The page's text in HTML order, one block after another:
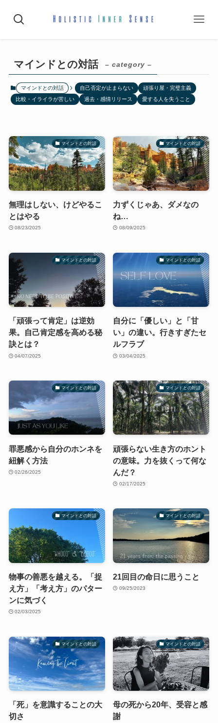
マインドとの対話 – category –
マインドとの対話 自己否定が止まらない
頑張り屋・完璧主義
比較・イライラが苦しい
過去・感情リリース 愛する人を失うこと
マインドとの対話
無理はしない、けどやるこ
とはやる
08/23/2025
マインドとの対話
力ずくじゃあ、ダメなの
ね…
08/09/2025
マインドとの対話
「頑張って肯定」は逆効
果。自己肯定感を高める秘
訣とは？
04/07/2025
マインドとの対話
自分に「優しい」と「甘
い」の違い。行きすぎたセ
ルフラブ
03/04/2025
マインドとの対話
罪悪感から自分のホンネを
紐解く方法
02/26/2025
マインドとの対話
頑張らない生き方のホント
の意味。力を抜くって何な
んだ？
02/17/2025
マインドとの対話
物事の善悪を越える。「捉
え方」「考え方」のパター
ンに気づく
02/03/2025
マインドとの対話
21回目の命日に思うこと
09/25/2023
マインドとの対話
「死」を意識することの大
切さ
マインドとの対話
母の死から20年、受容と感
謝